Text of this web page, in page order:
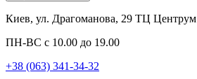
Киев, ул. Драгоманова, 29 ТЦ Центрум
ПН-ВС с 10.00 до 19.00
+38 (063) 341-34-32